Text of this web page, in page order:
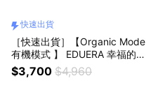
快速出貨
［快速出貨］【Organic Mode
有機模式 】 EDUERA 幸福的禮
物 洗護系列(750ml)『LINE禮物
獨家組合』
$3,700 $4,960